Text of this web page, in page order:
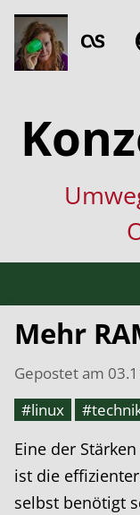
Mehr
Gepostet am
#linux
Eine der
ist die
selbst benötigt